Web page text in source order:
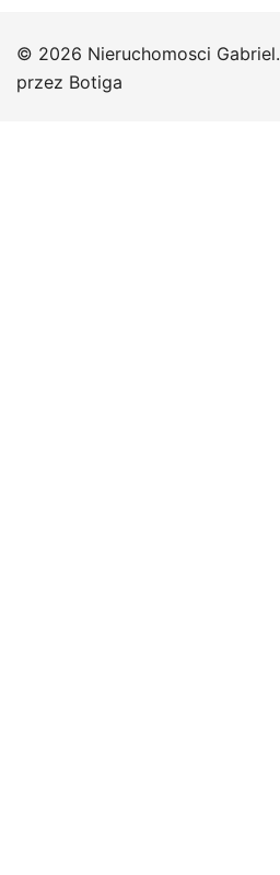
© 2026 Nieruchomosci
przez Botiga